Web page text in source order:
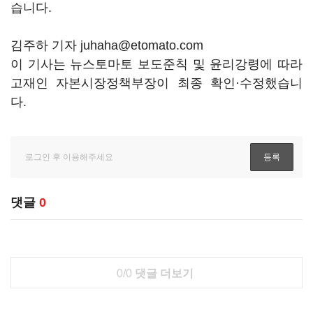
습니다.
김주하 기자 juhaha@etomato.com
이 기사는 뉴스토마토 보도준칙 및 윤리강령에 따라
고재인 자본시장정책부장이 최종 확인·수정했습니
다.
댓글 0
0/0 댓글 더보기